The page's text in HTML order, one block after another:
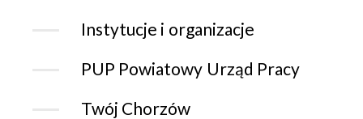
Instytucje i organizacje
PUP Powiatowy Urząd Pracy
Twój Chorzów